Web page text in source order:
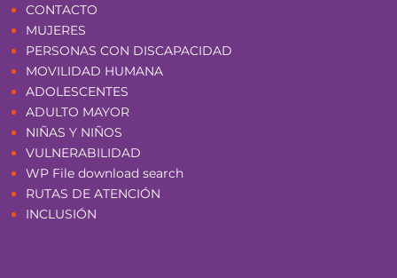
CONTACTO
MUJERES
PERSONAS CON DISCAPACIDAD
MOVILIDAD HUMANA
ADOLESCENTES
ADULTO MAYOR
NIÑAS Y NIÑOS
VULNERABILIDAD
WP File download search
RUTAS DE ATENCIÓN
INCLUSIÓN